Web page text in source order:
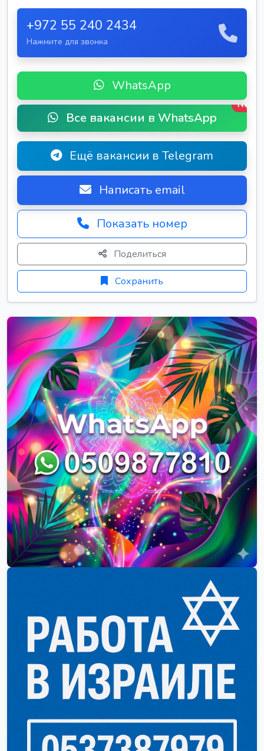
+972 55 240 2434
Нажмите для звонка
WhatsApp
Все вакансии в WhatsApp
New
Ещё вакансии в Telegram
Написать email
Показать номер
Поделиться
Сохранить